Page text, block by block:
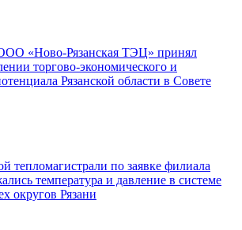
«Ново-Рязанская ТЭЦ» принял
торгово-экономического и
Рязанской области в Совете
тепломагистрали по заявке филиала
температура и давление в системе
округов Рязани